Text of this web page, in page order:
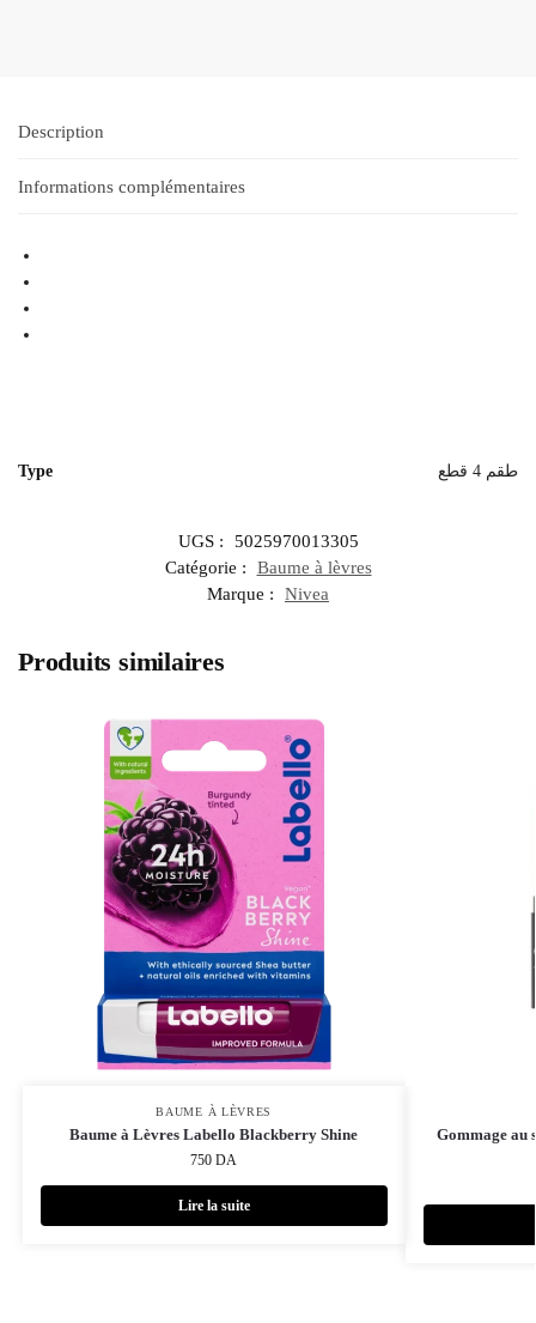
Description
Informations complémentaires
Type طقم 4 قطع
UGS :
5025970013305
Catégorie :
Baume à lèvres
Marque :
Nivea
Produits similaires
BAUME À LÈVRES
Baume à Lèvres Labello Blackberry Shine
750DA
Lire la suite
Gommage au